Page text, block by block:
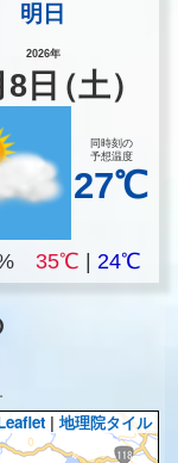
明日
2026年
8 日（土）
同時刻の
予想温度
27℃
35℃ |24℃
| 地理院タイル